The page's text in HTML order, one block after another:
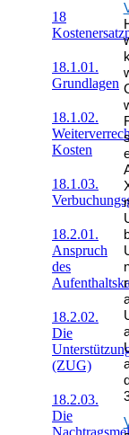
18
18.1.01.
Grundlagen
18.1.02.
Kosten
18.1.03.
18.2.01.
Anspruch
des
18.2.02.
Die
(ZUG)
18.2.03.
Die